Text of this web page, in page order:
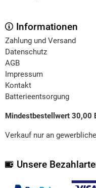
Informationen
Zahlung und Versand
Datenschutz
AGB
Impressum
Kontakt
Batterieentsorgung
Mindestbestellwert 30,00
Verkauf nur an
Unsere